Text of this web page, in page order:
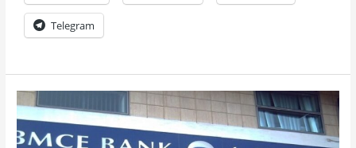
Telegram